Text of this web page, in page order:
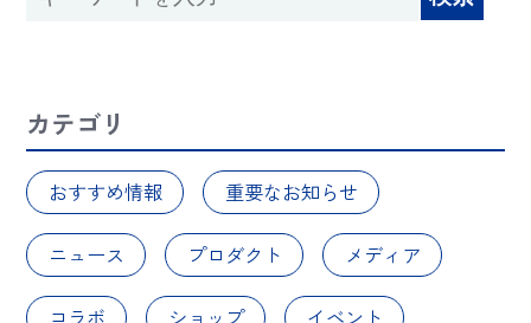
カテゴリ
おすすめ情報 重要なお知らせ
ニュース プロダクト メディア
コラボ ショップ イベント